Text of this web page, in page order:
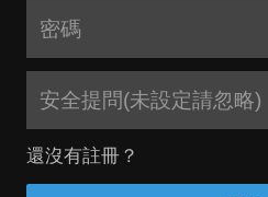
安全提問(未設定請忽略)
還沒有註冊？